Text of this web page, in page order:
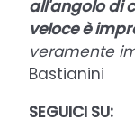
all'angolo di
veloce è
veramente
Bastianini
SEGUICI SU: